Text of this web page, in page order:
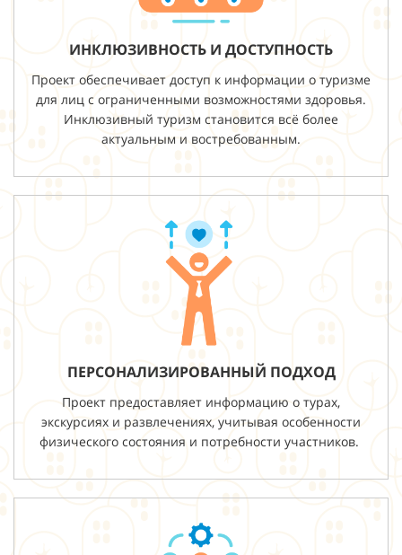
ИНКЛЮЗИВНОСТЬ И ДОСТУПНОСТЬ
Проект обеспечивает доступ к информации о туризме
для лиц с ограниченными возможностями здоровья.
Инклюзивный туризм становится всё более
актуальным и востребованным.
ПЕРСОНАЛИЗИРОВАННЫЙ ПОДХОД
Проект предоставляет информацию о турах,
экскурсиях и развлечениях, учитывая особенности
физического состояния и потребности участников.